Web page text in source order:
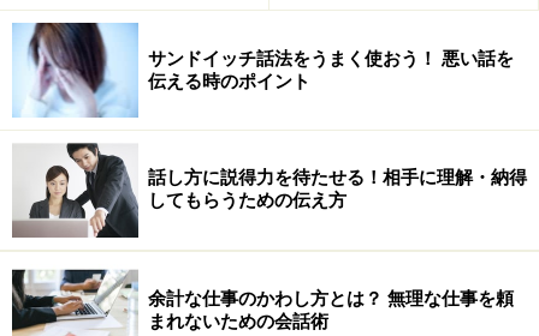
Ｂ部長にはお世話になり、とても大切に思っております
が、まだまだ取引先を広げないといけなく、Ｃ部長から
も仕事を頂きました。事前にお話しをせず、本当に不愉
快な思いをさせてしまい、申し訳ありませんでした」
相手の性格と、日頃のお付き合いによるでしょうが、感
情的なタイプの人だと、どんなに謝ってもなかなか許し
てくれないことも。それでも、下手に言い訳じみたこと
を言わずに、その場でしっかりと謝ることが大切。
そうでないタイプの人でも内心は同じ。その場でうまく
サンドイッチ話法をうまく使おう！ 悪い話を
伝える時のポイント
話し方に説得力を待たせる！相手に理解・納得
してもらうための伝え方
余計な仕事のかわし方とは？ 無理な仕事を頼
まれないための会話術